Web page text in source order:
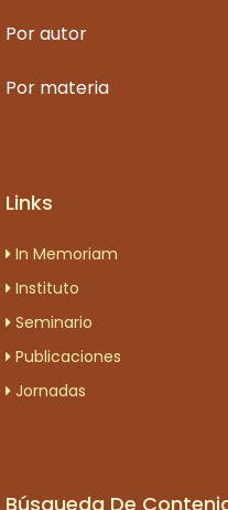
Por autor
Por materia
Links
In Memoriam
Instituto
Seminario
Publicaciones
Jornadas
Búsqueda De